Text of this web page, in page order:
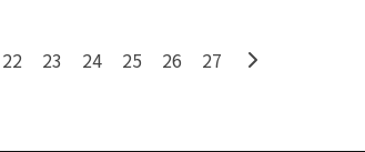
會帶著他們來到大草皮的空地上，
「讀一輩子的好書，做一輩子的朋
密語，星期二的午後，放鬆心情，
經驗對話，閱讀自己的心書，豐富
22 23 24 25 26 27